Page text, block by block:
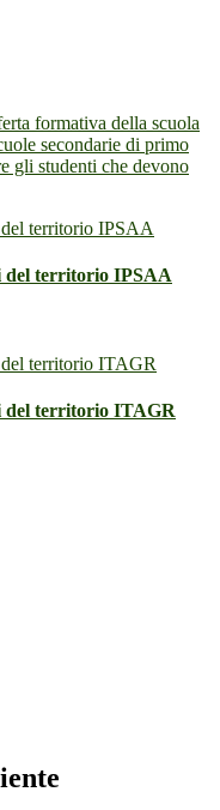
formativa della scuola
secondarie di primo
gli studenti che devono
del territorio IPSAA
del territorio ITAGR